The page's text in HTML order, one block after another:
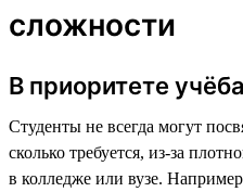
сложности
В приоритете
Студенты не всегда могут
сколько требуется, из-за
в колледже или вузе.